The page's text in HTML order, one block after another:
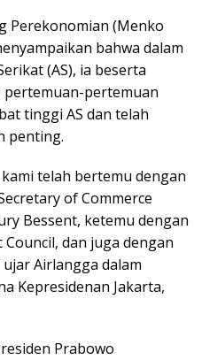
Perekonomian (Menko
bahwa dalam
(AS), ia beserta
pertemuan-pertemuan
tinggi AS dan telah
penting.
telah bertemu dengan
of Commerce
Bessent, ketemu dengan
dan juga dengan
Airlangga dalam
Kepresidenan Jakarta,
Prabowo